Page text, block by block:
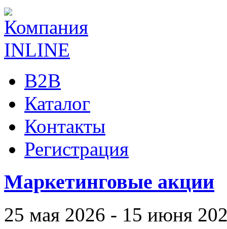
B2B
Каталог
Контакты
Регистрация
Маркетинговые акции
25 мая 2026 - 15 июня